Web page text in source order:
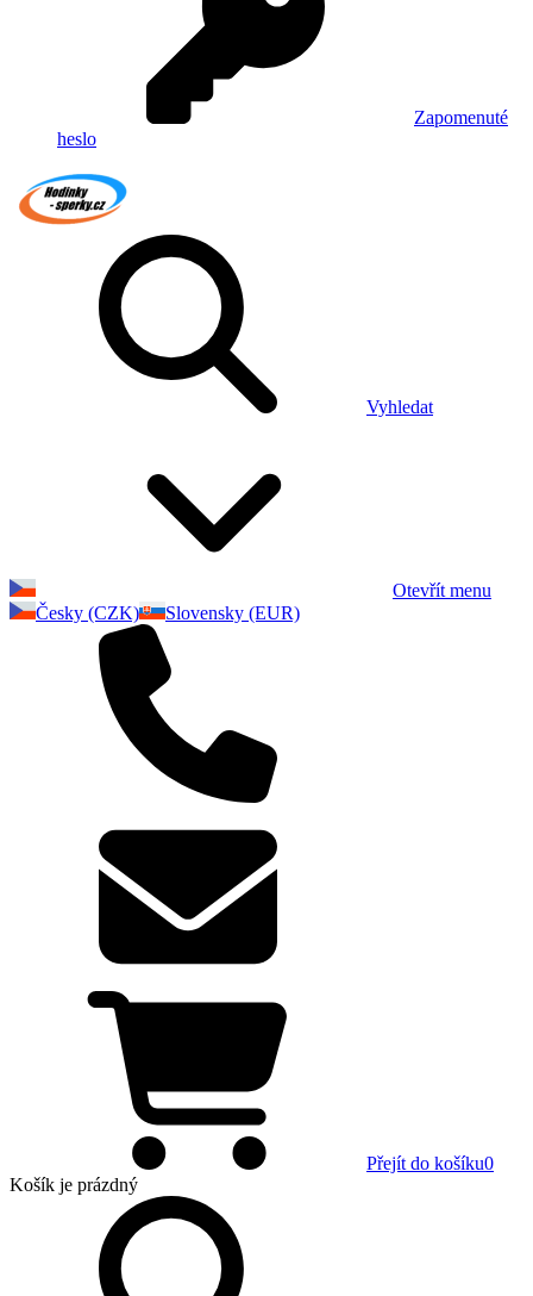
Zapomenuté
heslo
Vyhledat
Otevřít menu
Česky (CZK)
Slovensky (EUR)
Přejít do košíku0
Košík je prázdný